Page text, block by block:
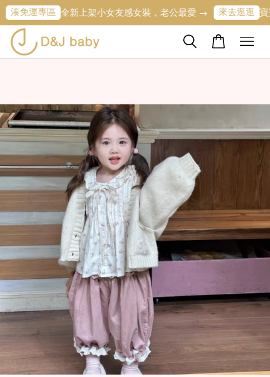
區 全新上架小女友感女裝，老公最愛 → 來去逛逛 寶寶的第一